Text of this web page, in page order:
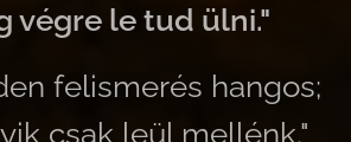
végre le tud ülni."
felismerés hangos;
csak leül mellénk."